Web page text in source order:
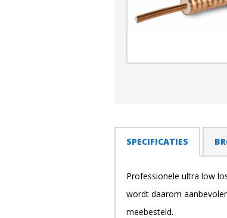
SPECIFICATIES (ACTIEVE
Professionele ultra low
wordt daarom
meebesteld.